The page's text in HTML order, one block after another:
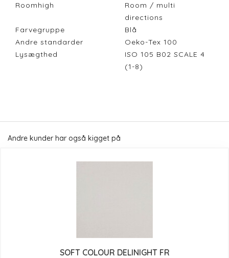
Roomhigh
Room / multi
directions
Farvegruppe
Blå
Andre standarder
Oeko-Tex 100
Lysægthed
ISO 105 B02 SCALE 4
(1-8)
Andre kunder har også kigget på
SOFT COLOUR DELINIGHT FR